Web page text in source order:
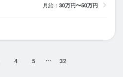
月給： 30万円〜50万円
4 5 32